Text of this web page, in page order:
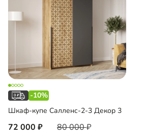
-10%
Шкаф-купе Салленс-2-3 Декор 3
72 000 80 000